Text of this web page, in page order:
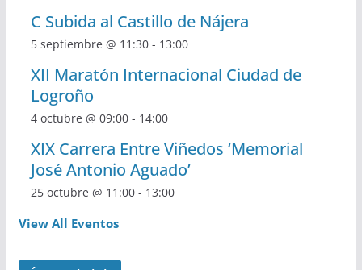
C Subida al Castillo de Nájera
5 septiembre @ 11:30- 13:00
XII Maratón Internacional Ciudad de
Logroño
4 octubre @ 09:00- 14:00
XIX Carrera Entre Viñedos ‘Memorial
José Antonio Aguado’
25 octubre @ 11:00- 13:00
View All Eventos